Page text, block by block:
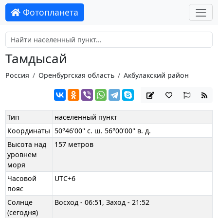
Фотопланета
Тамдысай
Россия Оренбургская область Акбулакский район
Тип
населенный пункт
Координаты 50°46'00'' с. ш. 56°00'00'' в. д.
Высота над
уровнем
моря
157 метров
Часовой
пояс
UTC+6
Солнце
(сегодня)
Восход - 06:51, Заход - 21:52